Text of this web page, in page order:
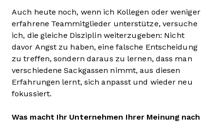
Auch heute noch, wenn ich Kollegen oder weniger
erfahrene Teammitglieder unterstütze, versuche
ich, die gleiche Disziplin weiterzugeben: Nicht
davor Angst zu haben, eine falsche Entscheidung
zu treffen, sondern daraus zu lernen, dass man
verschiedene Sackgassen nimmt, aus diesen
Erfahrungen lernt, sich anpasst und wieder neu
fokussiert.
Was macht Ihr Unternehmen Ihrer Meinung nach